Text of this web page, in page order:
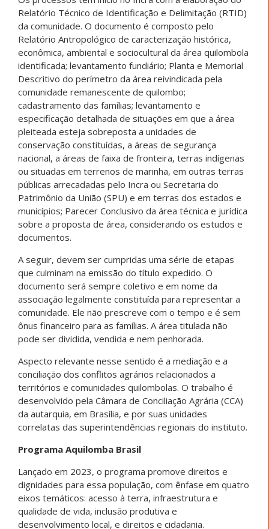
Relatório Técnico de Identificação e Delimitação (RTID)
da comunidade. O documento é composto pelo
Relatório Antropológico de caracterização histórica,
econômica, ambiental e sociocultural da área quilombola
identificada; levantamento fundiário; Planta e Memorial
Descritivo do perímetro da área reivindicada pela
comunidade remanescente de quilombo;
cadastramento das famílias; levantamento e
especificação detalhada de situações em que a área
pleiteada esteja sobreposta a unidades de
conservação constituídas, a áreas de segurança
nacional, a áreas de faixa de fronteira, terras indígenas
ou situadas em terrenos de marinha, em outras terras
públicas arrecadadas pelo Incra ou Secretaria do
Patrimônio da União (SPU) e em terras dos estados e
municípios; Parecer Conclusivo da área técnica e jurídica
sobre a proposta de área, considerando os estudos e
documentos.
A seguir, devem ser cumpridas uma série de etapas
que culminam na emissão do título expedido. O
documento será sempre coletivo e em nome da
associação legalmente constituída para representar a
comunidade. Ele não prescreve com o tempo e é sem
ônus financeiro para as famílias. A área titulada não
pode ser dividida, vendida e nem penhorada.
Aspecto relevante nesse sentido é a mediação e a
conciliação dos conflitos agrários relacionados a
territórios e comunidades quilombolas. O trabalho é
desenvolvido pela Câmara de Conciliação Agrária (CCA)
da autarquia, em Brasília, e por suas unidades
correlatas das superintendências regionais do instituto.
Programa Aquilomba Brasil
Lançado em 2023, o programa promove direitos e
dignidades para essa população, com ênfase em quatro
eixos temáticos: acesso à terra, infraestrutura e
qualidade de vida, inclusão produtiva e
desenvolvimento local, e direitos e cidadania.